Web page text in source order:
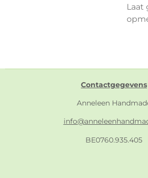
Laat
Contactgegevens
Anneleen
BE0760.935.405